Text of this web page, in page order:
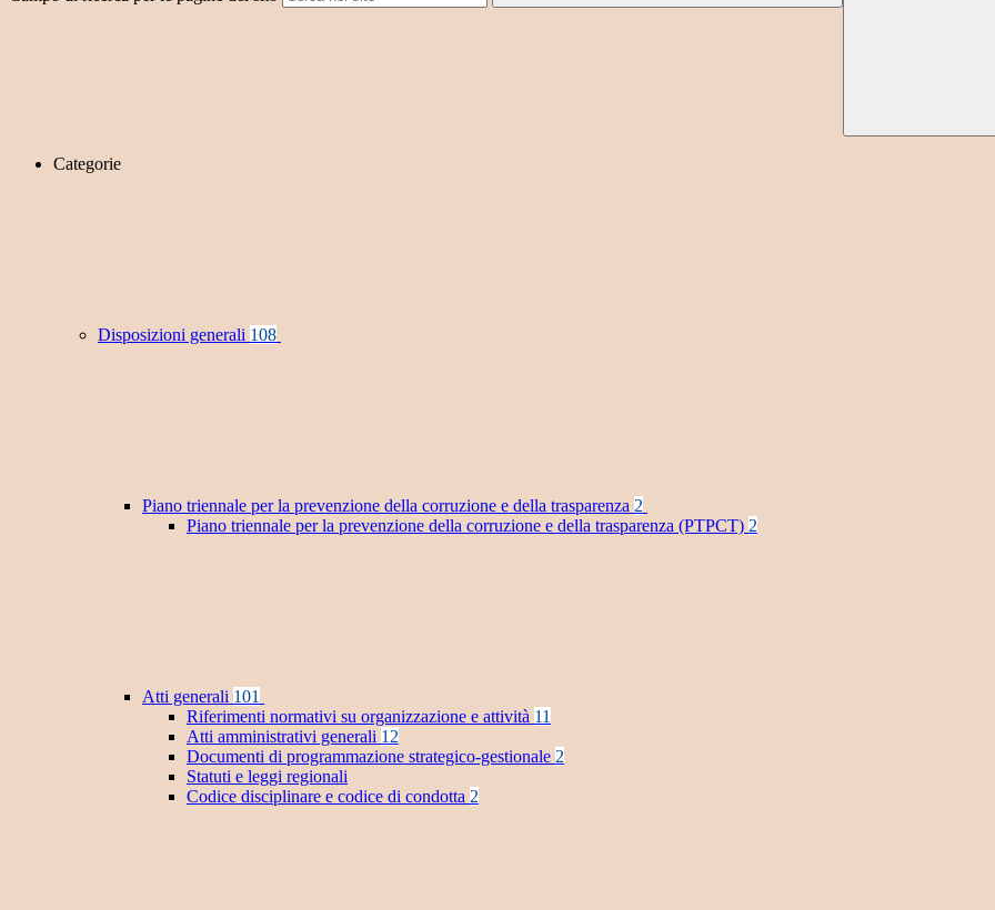
Categorie
Disposizioni generali 108
Piano triennale per la prevenzione della corruzione e della trasparenza 2
Piano triennale per la prevenzione della corruzione e della trasparenza (PTPCT) 2
Atti generali 101
Riferimenti normativi su organizzazione e attività 11
Atti amministrativi generali 12
Documenti di programmazione strategico-gestionale 2
Statuti e leggi regionali
Codice disciplinare e codice di condotta 2